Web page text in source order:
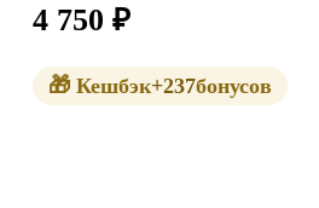
4 750₽
🎁 Кешбэк+237бонусов